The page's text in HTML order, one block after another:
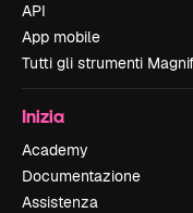
API
App mobile
Tutti gli strumenti
Inizia
Academy
Documentazione
Assistenza